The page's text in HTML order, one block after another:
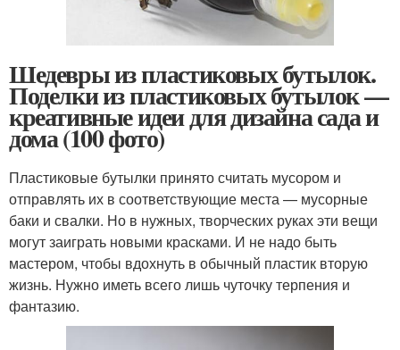
Шедевры из пластиковых бутылок.
Поделки из пластиковых бутылок —
креативные идеи для дизайна сада и
дома (100 фото)
Пластиковые бутылки принято считать мусором и
отправлять их в соответствующие места — мусорные
баки и свалки. Но в нужных, творческих руках эти вещи
могут заиграть новыми красками. И не надо быть
мастером, чтобы вдохнуть в обычный пластик вторую
жизнь. Нужно иметь всего лишь чуточку терпения и
фантазию.